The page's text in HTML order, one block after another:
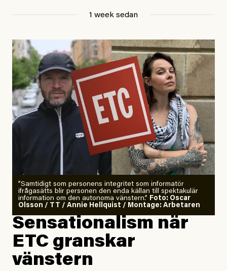
1 week sedan
”Samtidigt som personens integritet som informatör
ifrågasätts blir personen den enda källan till spektakulär
information om den autonoma vänstern.” Foto: Oscar
Olsson / TT / Annie Hellquist / Montage: Arbetaren
Sensationalism när
ETC granskar
vänstern